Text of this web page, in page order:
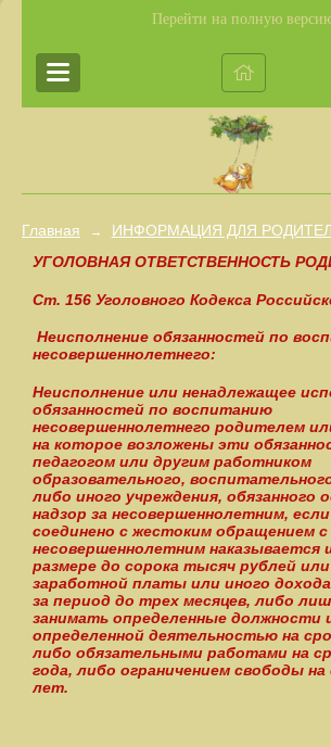
Перейти на полную
Главная →
ИНФОРМАЦИЯ ДЛЯ
УГОЛОВНАЯ ОТВЕТСТВЕННОСТЬ
Ст. 156 Уголовного Кодекса
Неисполнение обязанностей по
несовершеннолетнего:
Неисполнение или ненадлежащее
обязанностей по воспитанию
несовершеннолетнего родителем
на которое возложены эти
педагогом или другим работником
образовательного,
либо иного учреждения, обязанного
надзор за несовершеннолетним,
соединено с жестоким обращением с
несовершеннолетним
размере до сорока тысяч рублей
заработной платы или иного
за период до трех месяцев, либо
занимать определенные должности
определенной деятельностью на
либо обязательными работами на
года, либо ограничением свободы
лет.